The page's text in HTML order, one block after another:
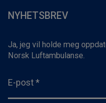
NYHETSBREV
Ja, jeg vil holde meg
Norsk Luftambulanse.
E-post *